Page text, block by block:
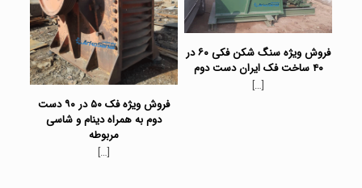
فروش ویژه سنگ شکن فکی ۶۰ در
۴۰ ساخت فک ایران دست دوم
[…]
فروش ویژه فک ۵۰ در ۹۰ دست
دوم به همراه دینام و شاسی
مربوطه
[…]